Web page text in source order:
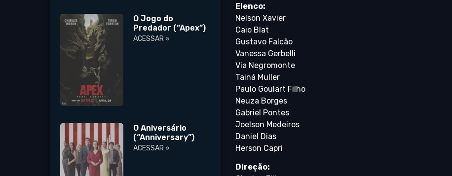
O Jogo do
Predador (“Apex”)
ACESSAR »
O Aniversário
(“Anniversary”)
ACESSAR »
Elenco:
Nelson Xavier
Caio Blat
Gustavo Falcão
Vanessa Gerbelli
Via Negromonte
Tainá Muller
Paulo Goulart Filho
Neuza Borges
Gabriel Pontes
Joelson Medeiros
Daniel Dias
Herson Capri
Direção: